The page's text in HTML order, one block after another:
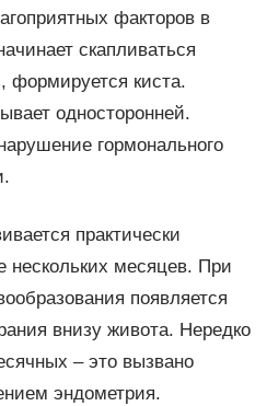
факторов в
скапливаться
формируется киста.
односторонней.
гормонального
практически
нескольких месяцев. При
появляется
внизу живота. Нередко
– это вызвано
эндометрия.